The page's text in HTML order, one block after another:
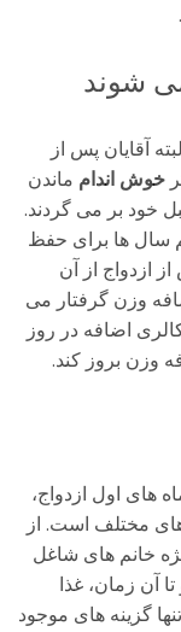
شوند
آقایان پس از
خوش اندام ماندن
خود بر می گردند.
سال ها برای حفظ
ازدواج از آن
وزن گرفتار می
اضافه در روز
وزن بروز کند.
های اول ازدواج،
مختلف است. از
خانم های شاغل
آن زمان، غذا
گزینه های موجود